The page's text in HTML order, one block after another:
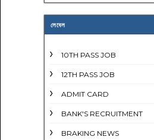
লেবেল
10TH PASS JOB
12TH PASS JOB
ADMIT CARD
BANK'S RECRUITMENT
BRAKING NEWS